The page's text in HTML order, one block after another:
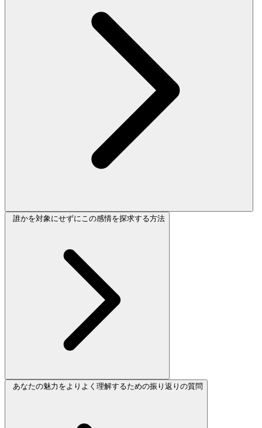
誰かを対象にせずにこの感情を探求する方法
あなたの魅力をよりよく理解するための振り返りの質問